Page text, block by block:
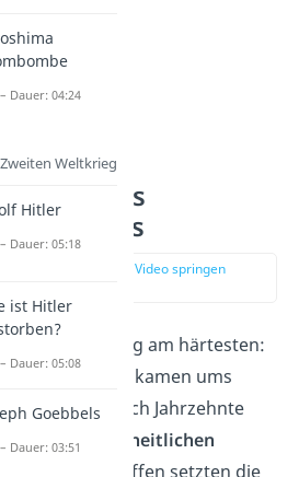
Folgen des
zur Stelle im Video springen
traf der Krieg am härtesten:
Menschen
kamen ums
Viele litten noch Jahrzehnte
untergesundheitlichen
. Bei Luftangriffen setzten die
Dauer: 04:24
Weltkrieg
Hitler
Dauer: 05:18
ist Hitler
Dauer: 05:08
Goebbels
Dauer: 03:51